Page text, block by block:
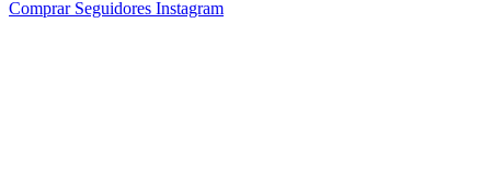
Comprar Seguidores Instagram